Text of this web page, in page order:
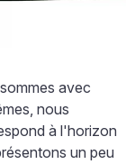
avec
nous
à l'horizon
un peu